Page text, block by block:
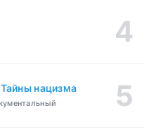
нацизма